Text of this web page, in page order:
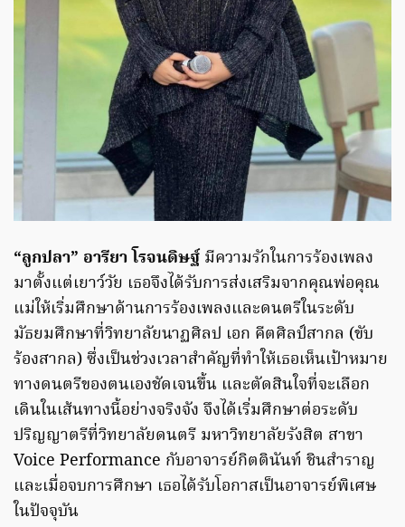
“ลูกปลา” อารียา โรจนดิษฐ์ มีความรักในการร้องเพลง
มาตั้งแต่เยาว์วัย เธอจึงได้รับการส่งเสริมจากคุณพ่อคุณ
แม่ให้เริ่มศึกษาด้านการร้องเพลงและดนตรีในระดับ
มัธยมศึกษาที่วิทยาลัยนาฏศิลป เอก คีตศิลป์สากล (ขับ
ร้องสากล) ซึ่งเป็นช่วงเวลาสำคัญที่ทำให้เธอเห็นเป้าหมาย
ทางดนตรีของตนเองชัดเจนขึ้น และตัดสินใจที่จะเลือก
เดินในเส้นทางนี้อย่างจริงจัง จึงได้เริ่มศึกษาต่อระดับ
ปริญญาตรีที่วิทยาลัยดนตรี มหาวิทยาลัยรังสิต สาขา
Voice Performance กับอาจารย์กิตตินันท์ ชินสำราญ
และเมื่อจบการศึกษา เธอได้รับโอกาสเป็นอาจารย์พิเศษ
ในปัจจุบัน